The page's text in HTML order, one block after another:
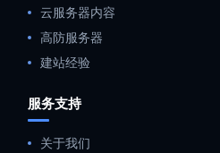
云服务器内容
高防服务器
建站经验
服务支持
关于我们